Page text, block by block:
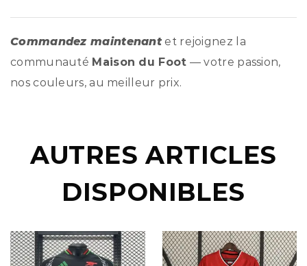
Commandez maintenant et rejoignez la
communauté Maison du Foot — votre passion,
nos couleurs, au meilleur prix.
AUTRES ARTICLES
DISPONIBLES